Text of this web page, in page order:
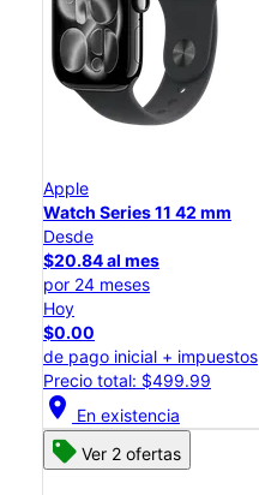
Apple
Watch Series 11 42 mm
Desde
$20.84 al mes
por 24 meses
Hoy
$0.00
de pago inicial + impuestos
Precio total: $499.99
location_on En existencia
Ver 2 ofertas